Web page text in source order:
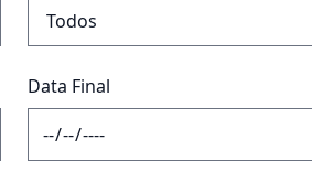
Data Final